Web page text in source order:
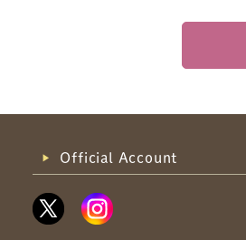
Official Account